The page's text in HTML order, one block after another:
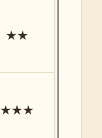
★★
★★★